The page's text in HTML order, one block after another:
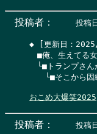
投稿者： 投稿
◆ [更新日：
■俺、生えてる
└■トランプさ
└■そこから因
おこめ大爆笑2025
投稿者： 投稿